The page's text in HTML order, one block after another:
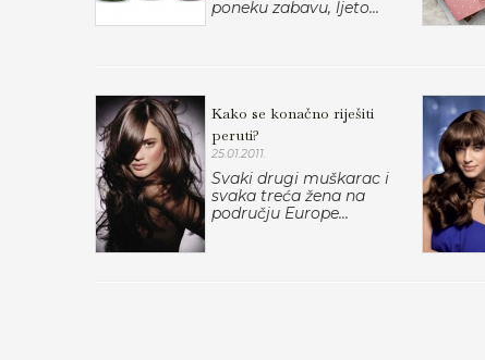
poneku zabavu, ljeto...
Kako se konačno riješiti
peruti?
25.01.2011.
Svaki drugi muškarac i
svaka treća žena na
području Europe...